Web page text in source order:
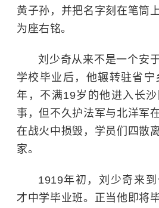
黄子孙，并把名字刻在笔筒
为座右铭。
刘少奇从来不是一个安
学校毕业后，他辗转驻省
年，不满19岁的他进入长
事，但不久护法军与北洋军
在战火中损毁，学员们四散
家。
1919年初，刘少奇来
才中学毕业班。正当他即将